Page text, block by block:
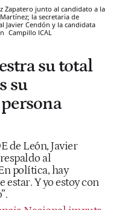
Zapatero junto al candidato a la
la secretaria de
Javier Cendón y la candidata
Campillo ICAL
su total
su
de León, Javier
al
política, hay
estar. Y yo estoy con